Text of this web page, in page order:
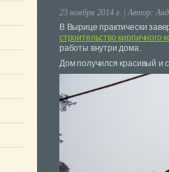
23 ноября 2014 г. | Автор:
В Вырице практически
строительство кирпичного
работы внутри дома.
Дом получился красивый и